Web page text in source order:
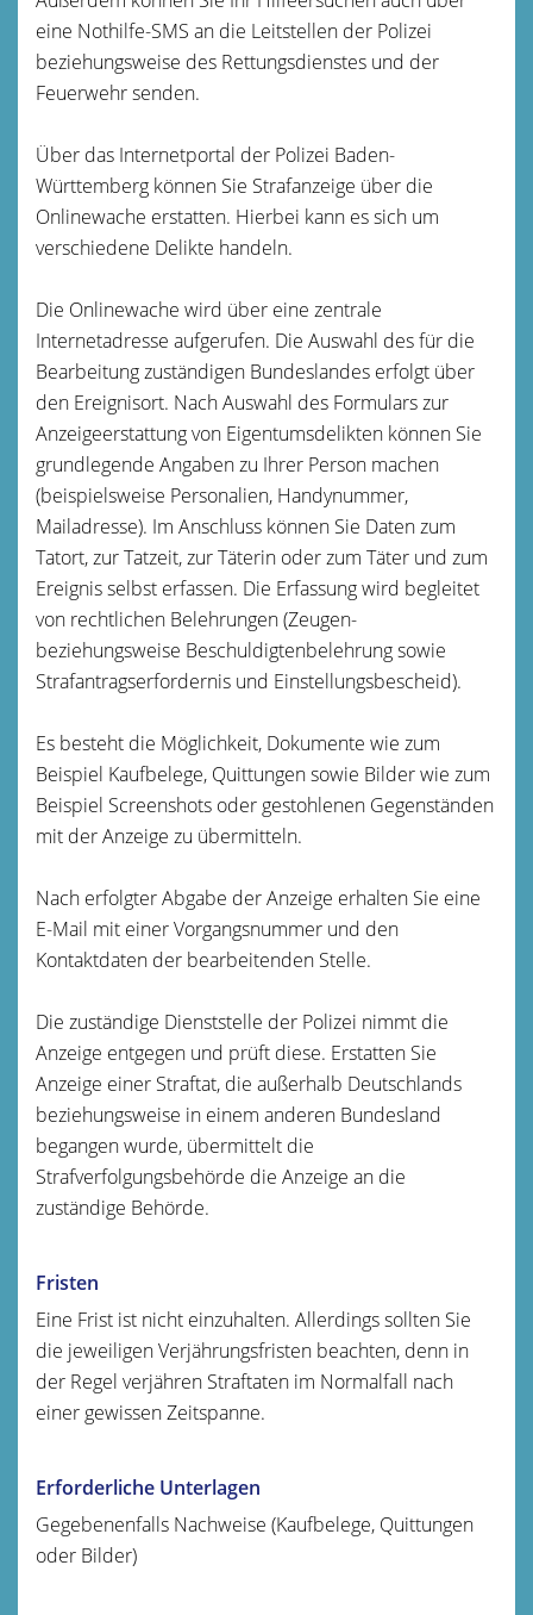
eine Nothilfe-SMS an die Leitstellen der Polizei
beziehungsweise des Rettungsdienstes und der
Feuerwehr senden.
Über das Internetportal der Polizei Baden-
Württemberg können Sie Strafanzeige über die
Onlinewache erstatten. Hierbei kann es sich um
verschiedene Delikte handeln.
Die Onlinewache wird über eine zentrale
Internetadresse aufgerufen. Die Auswahl des für die
Bearbeitung zuständigen Bundeslandes erfolgt über
den Ereignisort. Nach Auswahl des Formulars zur
Anzeigeerstattung von Eigentumsdelikten können Sie
grundlegende Angaben zu Ihrer Person machen
(beispielsweise Personalien, Handynummer,
Mailadresse). Im Anschluss können Sie Daten zum
Tatort, zur Tatzeit, zur Täterin oder zum Täter und zum
Ereignis selbst erfassen. Die Erfassung wird begleitet
von rechtlichen Belehrungen (Zeugen-
beziehungsweise Beschuldigtenbelehrung sowie
Strafantragserfordernis und Einstellungsbescheid).
Es besteht die Möglichkeit, Dokumente wie zum
Beispiel Kaufbelege, Quittungen sowie Bilder wie zum
Beispiel Screenshots oder gestohlenen Gegenständen
mit der Anzeige zu übermitteln.
Nach erfolgter Abgabe der Anzeige erhalten Sie eine
E-Mail mit einer Vorgangsnummer und den
Kontaktdaten der bearbeitenden Stelle.
Die zuständige Dienststelle der Polizei nimmt die
Anzeige entgegen und prüft diese. Erstatten Sie
Anzeige einer Straftat, die außerhalb Deutschlands
beziehungsweise in einem anderen Bundesland
begangen wurde, übermittelt die
Strafverfolgungsbehörde die Anzeige an die
zuständige Behörde.
Fristen
Eine Frist ist nicht einzuhalten. Allerdings sollten Sie
die jeweiligen Verjährungsfristen beachten, denn in
der Regel verjähren Straftaten im Normalfall nach
einer gewissen Zeitspanne.
Erforderliche Unterlagen
Gegebenenfalls Nachweise (Kaufbelege, Quittungen
oder Bilder)